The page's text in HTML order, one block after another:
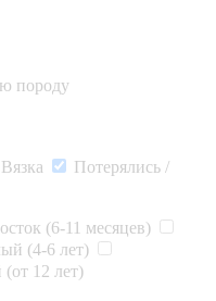
породу
Вязка
Потерялись /
(6-11 месяцев)
(4-6 лет)
12 лет)